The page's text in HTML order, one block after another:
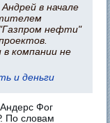
в начале
нефти"
компании не
и деньги
Фог
По словам